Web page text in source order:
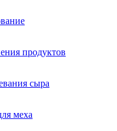
продуктов
сыра
меха